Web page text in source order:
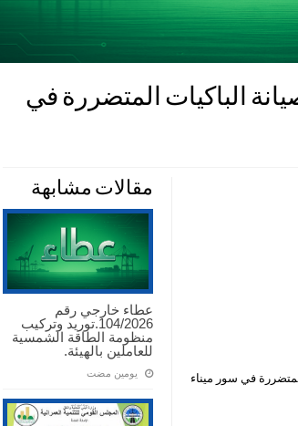
رقم 2026/29م.صيانة الباكيات المتضررة في
مقالات مشابهة
عطاء خارجي رقم
104/2026.توريد وتركيب
منظومة الطاقة الشمسية
للعاملين بالهيئة.
‏يومين مضت
الباكيات المتضررة في سور ميناء